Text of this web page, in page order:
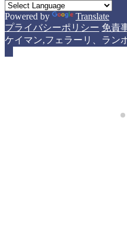
Powered by
Translate
プライバシーポリシー 免責
ケイマン,フェラーリ、ラン